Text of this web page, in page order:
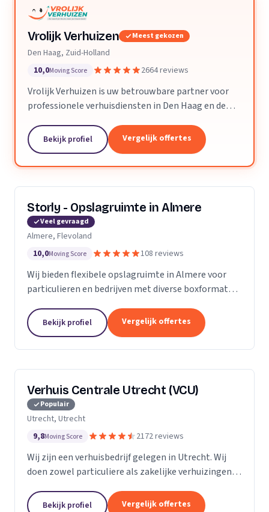
Vrolijk Verhuizen Meest gekozen
Den Haag, Zuid-Holland
10,0Moving Score 2664 reviews
Vrolijk Verhuizen is uw betrouwbare partner voor
professionele verhuisdiensten in Den Haag en de
ervaring en een toegewijd team zorgen wij ervoor
dat uw verhuizing soepel en zorgeloos verloopt.
Bekijk profiel Vergelijk offertes
Storly - Opslagruimte in Almere
Veel gevraagd
Almere, Flevoland
10,0Moving Score 108 reviews
Wij bieden flexibele opslagruimte in Almere voor
particulieren en bedrijven met diverse boxformaten
Bekijk profiel Vergelijk offertes
Verhuis Centrale Utrecht (VCU)
Populair
Utrecht, Utrecht
9,8Moving Score 2172 reviews
Wij zijn een verhuisbedrijf gelegen in Utrecht. Wij
doen zowel particuliere als zakelijke verhuizingen.
opslag van inboedel, de- en montageservice,...
Bekijk profiel Vergelijk offertes